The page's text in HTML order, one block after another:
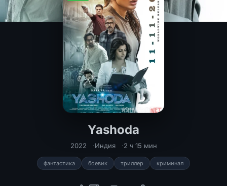
Yashoda
Yashoda Hind kinosi Uzbek tilida
2022 Индия 2 ч 15 мин
фантастика боевик триллер криминал